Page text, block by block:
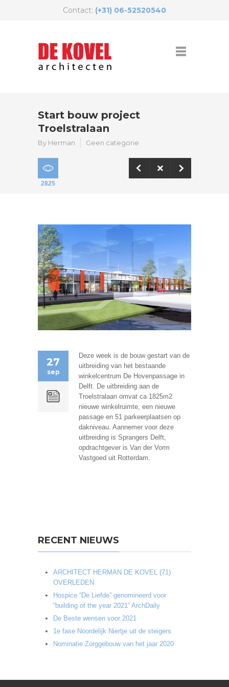
Contact: (+31) 06-52520540
Start bouw project
Troelstralaan
By Herman Geen categorie
2825
27
sep
Deze week is de bouw gestart van de
uitbreiding van het bestaande
winkelcentrum De Hovenpassage in
Delft. De uitbreiding aan de
Troelstralaan omvat ca 1825m2
nieuwe winkelruimte, een nieuwe
passage en 51 parkeerplaatsen op
dakniveau. Aannemer voor deze
uitbreiding is Sprangers Delft,
opdrachtgever is Van der Vorm
Vastgoed uit Rotterdam.
RECENT NIEUWS
ARCHITECT HERMAN DE KOVEL (71)
OVERLEDEN
Hospice “De Liefde” genomineerd voor
“building of the year 2021” ArchDaily
De Beste wensen voor 2021
1e fase Noordelijk Niertje uit de steigers
Nominatie Zorggebouw van het jaar 2020